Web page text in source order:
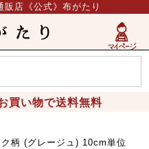
店《公式》布がたり
買い物で送料無料
柄 (グレージュ) 10cm単位